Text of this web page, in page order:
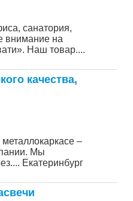
санатория,
внимание на
Наш товар....
качества,
–
Мы
Екатеринбург